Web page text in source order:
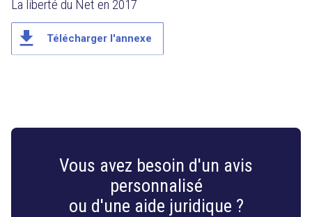
La liberté du Net en 2017
file_download Télécharger l'annexe
Vous avez besoin d'un avis
personnalisé
ou d'une aide juridique ?